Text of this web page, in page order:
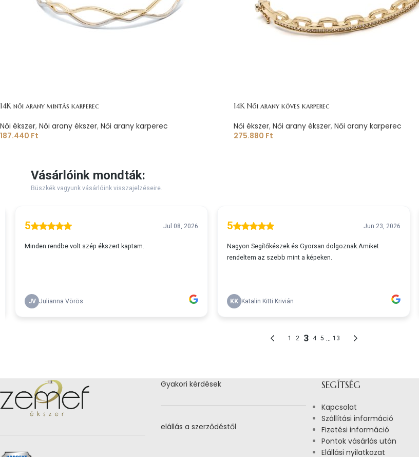
14K női arany mintás karperec
Női ékszer, Női arany ékszer, Női arany karperec
187.440 Ft
14K Női arany köves karperec
Női ékszer, Női arany ékszer, Női arany karperec
275.880 Ft
Gyakori kérdések
elállás a szerződéstől
SEGÍTSÉG
Kapcsolat
Szállítási információ
Fizetési információ
Pontok vásárlás után
Elállási nyilatkozat